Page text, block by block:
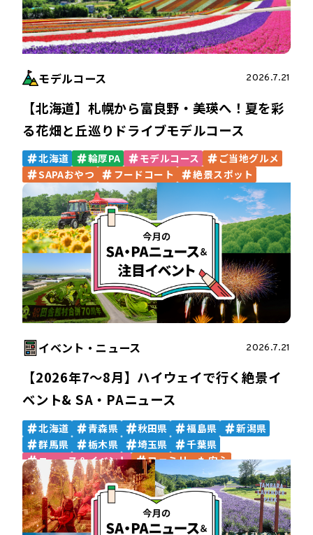
モデルコース 2026.7.21
【北海道】札幌から富良野・美瑛へ！夏を彩
る花畑と丘巡りドライブモデルコース
北海道 輪厚PA モデルコース
ご当地グルメ
SAPAおやつ
フードコート 絶景スポット
イベント・ニュース 2026.7.21
【2026年7〜8月】ハイウェイで行く絶景イ
ベント& SA・PAニュース
北海道 青森県 秋田県 福島県
新潟県
群馬県
栃木県 埼玉県
千葉県
ニュース＆イベント
ファミリーも安心
絶景スポット